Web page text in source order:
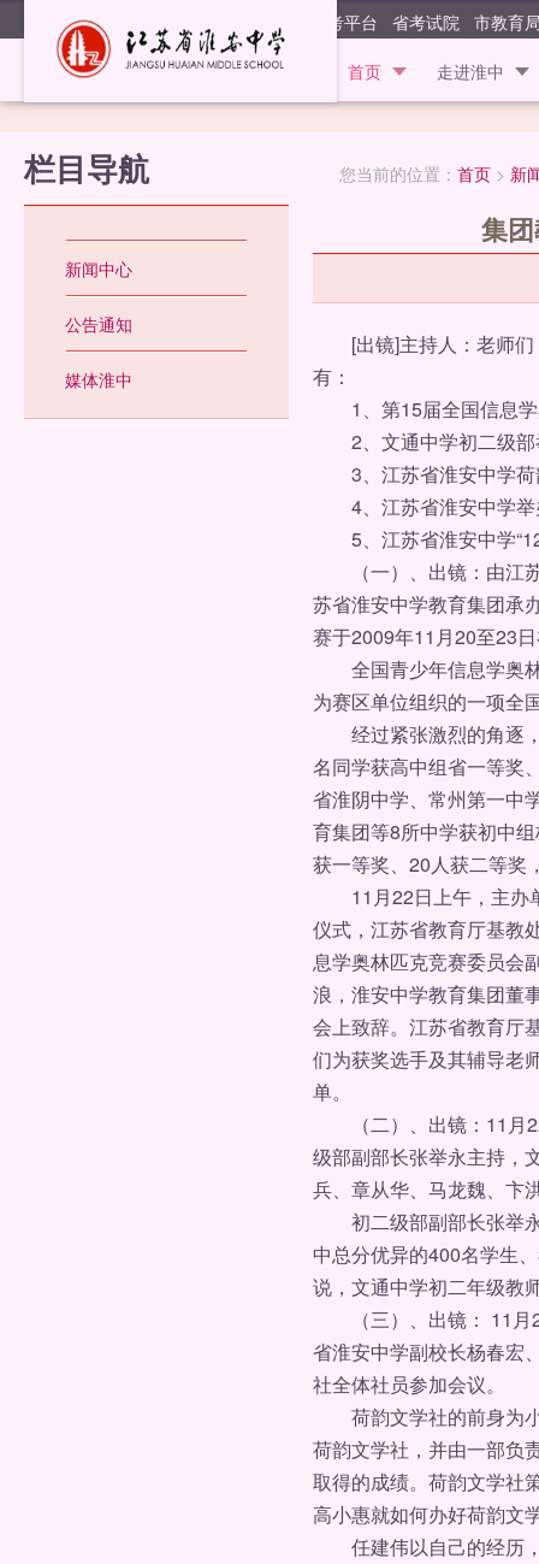
江苏省淮
首页 走进淮中
阳光高考平台 省考试院 市教育
栏目导航 您当前的位置： 首页> 新
新闻中心
公告通知
媒体淮中
集
[出镜]主持人：老师们
有：
1、第15届全国信息学
2、文通中学初二级部
3、江苏省淮安中学荷
4、江苏省淮安中学举
5、江苏省淮安中学
（一）、出镜：由江苏
苏省淮安中学教育集团承
赛于2009年11月20至23
全国青少年信息学奥林
为赛区单位组织的一项
经过紧张激烈的角逐，
名同学获高中组省一等奖
省淮阴中学、常州第一中
育集团等8所中学获初中
获一等奖、20人获二等奖
11月22日上午，主办
仪式，江苏省教育厅基教
息学奥林匹克竞赛委员会
浪，淮安中学教育集团董
会上致辞。江苏省教育厅
们为获奖选手及其辅导老
单。
（二）、出镜：11月
级部副部长张举永主持，
兵、章从华、马龙魏、卞
初二级部副部长张举永
中总分优异的400名学生
说，文通中学初二年级教
（三）、出镜： 11月
省淮安中学副校长杨春宏
社全体社员参加会议。
荷韵文学社的前身为小
荷韵文学社，并由一部负
取得的成绩。荷韵文学社
高小惠就如何办好荷韵文
任建伟以自己的经历，